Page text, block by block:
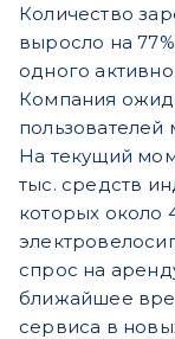
Количество
выросло на
одного
Компания
пользователей
На текущий
тыс. средств
которых около
спрос на
ближайшее
сервиса в